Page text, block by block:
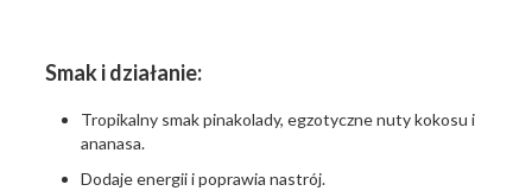
Smak i działanie:
Tropikalny smak pinakolady, egzotyczne nuty kokosu i
ananasa.
Dodaje energii i poprawia nastrój.